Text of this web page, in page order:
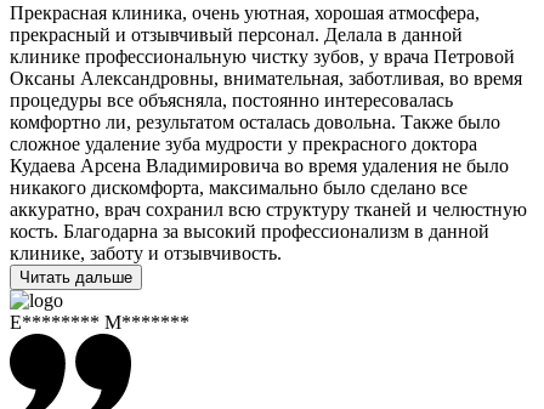
Прекрасная клиника, очень уютная, хорошая атмосфера,
прекрасный и отзывчивый персонал. Делала в данной
клинике профессиональную чистку зубов, у врача Петровой
Оксаны Александровны, внимательная, заботливая, во время
процедуры все объясняла, постоянно интересовалась
комфортно ли, результатом осталась довольна. Также было
сложное удаление зуба мудрости у прекрасного доктора
Кудаева Арсена Владимировича во время удаления не было
никакого дискомфорта, максимально было сделано все
аккуратно, врач сохранил всю структуру тканей и челюстную
кость. Благодарна за высокий профессионализм в данной
клинике, заботу и отзывчивость.
Читать дальше
Е******** М*******